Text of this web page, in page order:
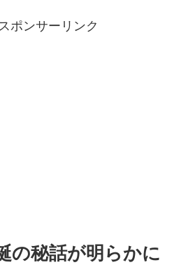
スポンサーリンク
の秘話が明らかに